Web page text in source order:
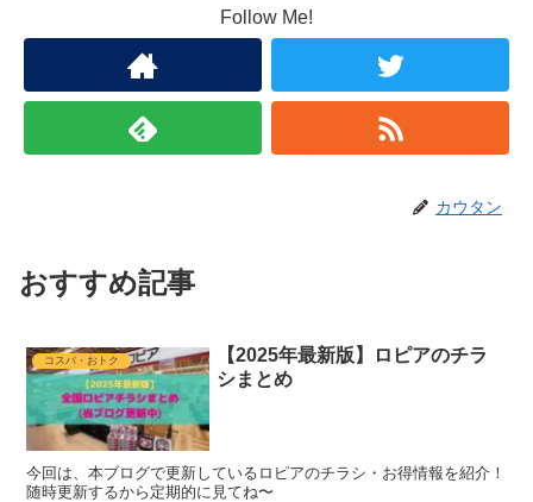
Follow Me!
カウタン
おすすめ記事
コスパ・おトク
【2025年最新版】ロピアのチラ
シまとめ
今回は、本ブログで更新しているロピアのチラシ・お得情報を紹介！
随時更新するから定期的に見てね〜